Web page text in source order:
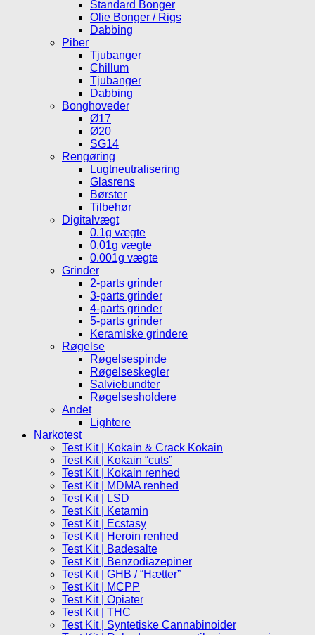
Standard Bonger
Olie Bonger / Rigs
Dabbing
Piber
Tjubanger
Chillum
Tjubanger
Dabbing
Bonghoveder
Ø17
Ø20
SG14
Rengøring
Lugtneutralisering
Glasrens
Børster
Tilbehør
Digitalvægt
0.1g vægte
0.01g vægte
0.001g vægte
Grinder
2-parts grinder
3-parts grinder
4-parts grinder
5-parts grinder
Keramiske grindere
Røgelse
Røgelsespinde
Røgelseskegler
Salviebundter
Røgelsesholdere
Andet
Lightere
Narkotest
Test Kit | Kokain & Crack Kokain
Test Kit | Kokain “cuts”
Test Kit | Kokain renhed
Test Kit | MDMA renhed
Test Kit | LSD
Test Kit | Ketamin
Test Kit | Ecstasy
Test Kit | Heroin renhed
Test Kit | Badesalte
Test Kit | Benzodiazepiner
Test Kit | GHB / “Hætter”
Test Kit | MCPP
Test Kit | Opiater
Test Kit | THC
Test Kit | Syntetiske Cannabinoider